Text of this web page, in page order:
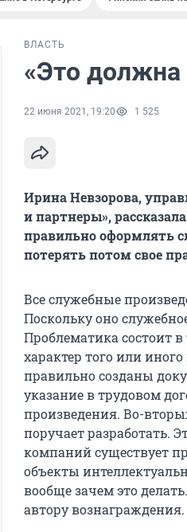
ВЛАСТЬ
«Это должна
22 июня 2021, 19:20 1 525
Ирина Невзорова,
и партнеры»,
правильно оформлять
потерять потом свое
Все служебные
Поскольку оно
Проблематика состоит
характер того или
правильно созданы
указание в трудовом
произведения. Во-
поручает разработать.
компаний существует
объекты
вообще зачем это
автору вознаграждения.